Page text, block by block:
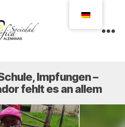
EcuadorImpfungen –
fehlt es an allem